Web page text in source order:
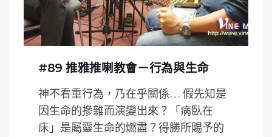
#89 推雅推喇教會－行為與生命
神不看重行為，乃在乎關係… 假先知是
因生命的摻雜而演變出來？「病臥在
床」是屬靈生命的燃盡？得勝所賜予的